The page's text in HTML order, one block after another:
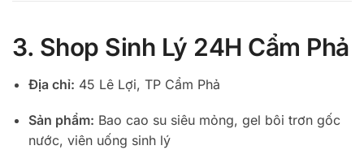
3. Shop Sinh Lý 24H Cẩm Phả
Địa chỉ: 45 Lê Lợi, TP Cẩm Phả
Sản phẩm: Bao cao su siêu mỏng, gel bôi trơn gốc
nước, viên uống sinh lý